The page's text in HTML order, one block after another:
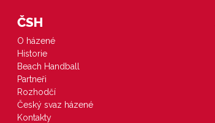
ČSH
O házené
Historie
Beach Handball
Partneři
Rozhodčí
Český svaz házené
Kontakty